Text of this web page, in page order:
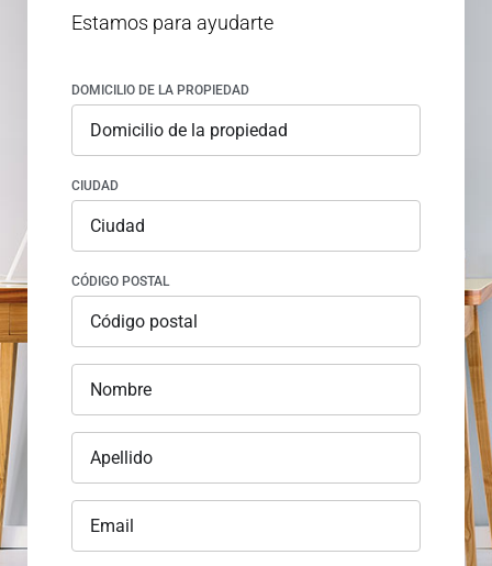
Estamos para ayudarte
DOMICILIO DE LA PROPIEDAD
CIUDAD
CÓDIGO POSTAL